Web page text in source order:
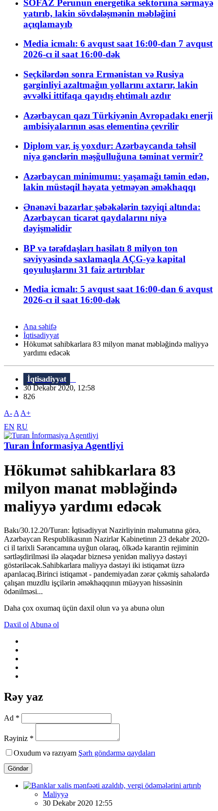
SOFAZ Perunun energetika sektoruna sərmayə
yatırıb, lakin sövdələşmənin məbləğini
açıqlamayıb
Media icmalı: 6 avqust saat 16:00-dan 7 avqust
2026-cı il saat 16:00-dək
Seçkilərdən sonra Ermənistan və Rusiya
gərginliyi azaltmağın yollarını axtarır, lakin
əvvəlki ittifaqa qayıdış ehtimalı azdır
Azərbaycan qazı Türkiyənin Avropadakı enerji
ambisiyalarının əsas elementinə çevrilir
Diplom var, iş yoxdur: Azərbaycanda təhsil
niyə gənclərin məşğulluğuna təminat vermir?
Azərbaycan minimumu: yaşamağı təmin edən,
lakin müstəqil həyata yetməyən əməkhaqqı
Ənənəvi bazarlar şəbəkələrin təzyiqi altında:
Azərbaycan ticarət qaydalarını niyə
dəyişməlidir
BP və tərəfdaşları hasilatı 8 milyon ton
səviyyəsində saxlamaqla AÇG-yə kapital
qoyuluşlarını 31 faiz artırıblar
Media icmalı: 5 avqust saat 16:00-dan 6 avqust
2026-cı il saat 16:00-dək
Ana səhifə
İqtisadiyyat
Hökumət sahibkarlara 83 milyon manat məbləğində maliyyə
yardımı edəcək
İqtisadiyyat
30 Dekabr 2020, 12:58
826
A- A A+
EN RU
Turan İnformasiya Agentliyi
Hökumət sahibkarlara 83
milyon manat məbləğində
maliyyə yardımı edəcək
Bakı/30.12.20/Turan: İqtisadiyyat Nazirliyinin məlumatına görə,
Azərbaycan Respublikasının Nazirlər Kabinetinın 23 dekabr 2020-
ci il tarixli Sərəncamına uyğun olaraq, ölkədə karantin rejiminin
sərtləşdirilməsi ilə əlaqədar biznesə yenidən maliyyə dəstəyi
göstəriləcək.Sahibkarlara maliyyə dəstəyi iki istiqamət üzrə
aparılacaq.Birinci istiqamət - pandemiyadan zərər çəkmiş sahələrdə
çalışan muzdlu işçilərin əməkhaqqının müəyyən hissəsinin
ödənilməsi...
Daha çox oxumaq üçün daxil olun və ya abunə olun
Daxil ol Abunə ol
Rəy yaz
Ad *
Rəyiniz *
Oxudum və razıyam Şərh göndərmə qaydaları
Göndər
Maliyyə
30 Dekabr 2020 12:55